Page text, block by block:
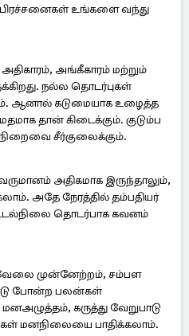
உங்களை வந்து
அதிகாரம், அங்கீகாரம் மற்றும்
நல்ல தொடர்புகள்
ஆனால் கடுமையாக உழைத்த
தான் கிடைக்கும். குடும்ப
சீர்குலைக்கும்.
வருமானம் அதிகமாக இருந்தாலும்,
அதே நேரத்தில் தம்பதியர்
தொடர்பாக கவனம்
வேலை முன்னேற்றம், சம்பள
போன்ற பலன்கள்
கருத்து வேறுபாடு
மனநிலையை பாதிக்கலாம்.